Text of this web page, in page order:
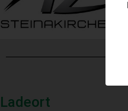
Ladeort